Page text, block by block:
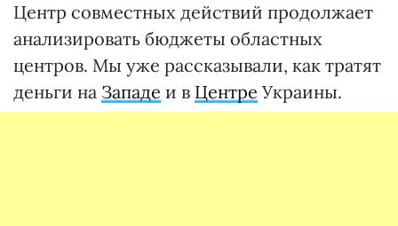
Центр совместных действий продолжает
анализировать бюджеты областных
центров. Мы уже рассказывали, как тратят
деньги на Западе и в Центре Украины.